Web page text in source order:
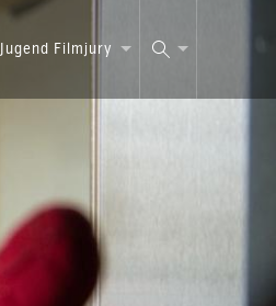
Jugend Filmjury